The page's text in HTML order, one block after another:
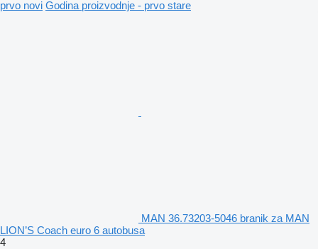
prvo novi Godina proizvodnje - prvo stare
MAN 36.73203-5046 branik za MAN
LION’S Coach euro 6 autobusa
4